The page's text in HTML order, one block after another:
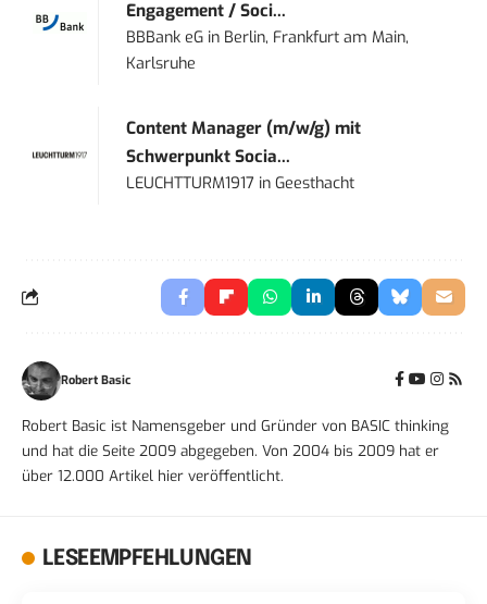
Engagement / Soci...
BBBank eG in Berlin, Frankfurt am Main,
Karlsruhe
Content Manager (m/w/g) mit
Schwerpunkt Socia...
LEUCHTTURM1917 inGeesthacht
Robert Basic
Robert Basic ist Namensgeber und Gründer von BASIC thinking
und hat die Seite 2009 abgegeben. Von 2004 bis 2009 hat er
über 12.000 Artikel hier veröffentlicht.
LESEEMPFEHLUNGEN